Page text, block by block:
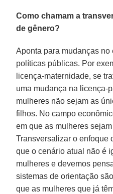
Como chamam a
de gênero?
Aponta para mudanças
políticas públicas. Por
licença-maternidade, se
uma mudança na licença-
mulheres não sejam as
filhos. No campo
em que as mulheres
Transversalizar o enfoque
que o cenário atual não é
mulheres e devemos
sistemas de orientação
que as mulheres que já